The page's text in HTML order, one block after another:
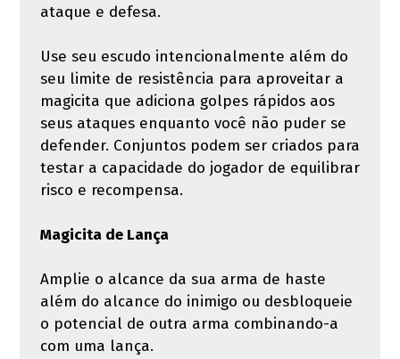
ataque e defesa.
Use seu escudo intencionalmente além do
seu limite de resistência para aproveitar a
magicita que adiciona golpes rápidos aos
seus ataques enquanto você não puder se
defender. Conjuntos podem ser criados para
testar a capacidade do jogador de equilibrar
risco e recompensa.
Magicita de Lança
Amplie o alcance da sua arma de haste
além do alcance do inimigo ou desbloqueie
o potencial de outra arma combinando-a
com uma lança.